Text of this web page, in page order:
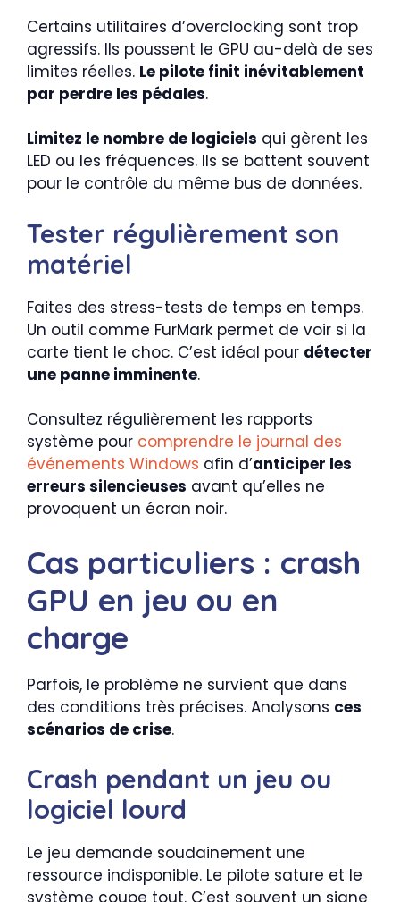
Certains utilitaires d’overclocking sont trop
agressifs. Ils poussent le GPU au-delà de ses
limites réelles. Le pilote finit inévitablement
par perdre les pédales.
Limitez le nombre de logiciels qui gèrent les
LED ou les fréquences. Ils se battent souvent
pour le contrôle du même bus de données.
Tester régulièrement son
matériel
Faites des stress-tests de temps en temps.
Un outil comme FurMark permet de voir si la
carte tient le choc. C’est idéal pour détecter
une panne imminente.
Consultez régulièrement les rapports
système pour comprendre le journal des
événements Windows afin d’anticiper les
erreurs silencieuses avant qu’elles ne
provoquent un écran noir.
Cas particuliers : crash
GPU en jeu ou en
charge
Parfois, le problème ne survient que dans
des conditions très précises. Analysons ces
scénarios de crise.
Crash pendant un jeu ou
logiciel lourd
Le jeu demande soudainement une
ressource indisponible. Le pilote sature et le
système coupe tout. C’est souvent un signe